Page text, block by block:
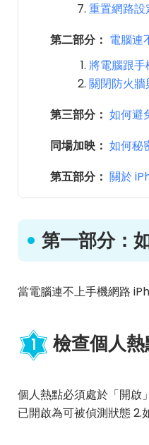
重置網路設
第二部分： 電腦連
將電腦跟
關閉防火牆
第三部分： 如何避
同場加映： 如何秘
第五部分： 關於
第一部分：
當電腦連不上手機網路
1 檢查個人
個人熱點必須處於「開啟
已開啟為可被偵測狀態 2.